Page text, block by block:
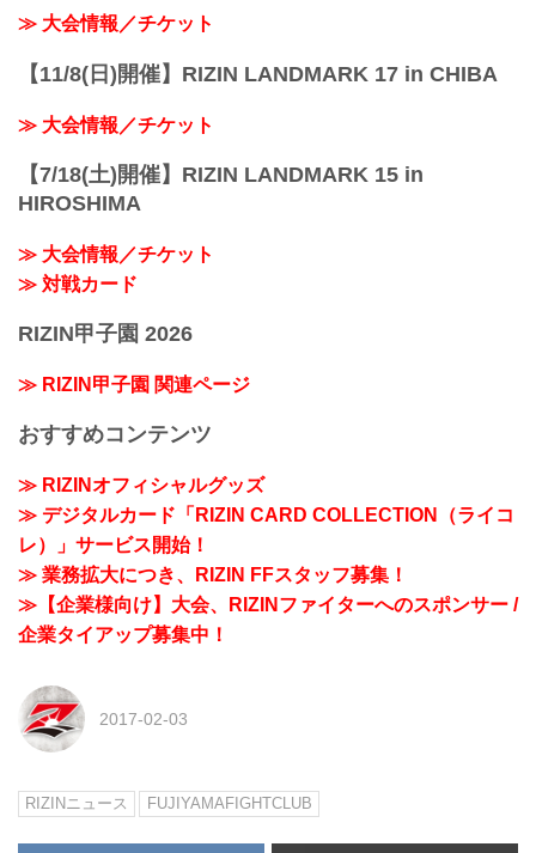
≫ 大会情報／チケット
【11/8(日)開催】RIZIN LANDMARK 17 in CHIBA
≫ 大会情報／チケット
【7/18(土)開催】RIZIN LANDMARK 15 in
HIROSHIMA
≫ 大会情報／チケット
≫ 対戦カード
RIZIN甲子園 2026
≫ RIZIN甲子園 関連ページ
おすすめコンテンツ
≫ RIZINオフィシャルグッズ
≫ デジタルカード「RIZIN CARD COLLECTION（ライコ
レ）」サービス開始！
≫ 業務拡大につき、RIZIN FFスタッフ募集！
≫【企業様向け】大会、RIZINファイターへのスポンサー /
企業タイアップ募集中！
2017-02-03
RIZINニュース FUJIYAMAFIGHTCLUB